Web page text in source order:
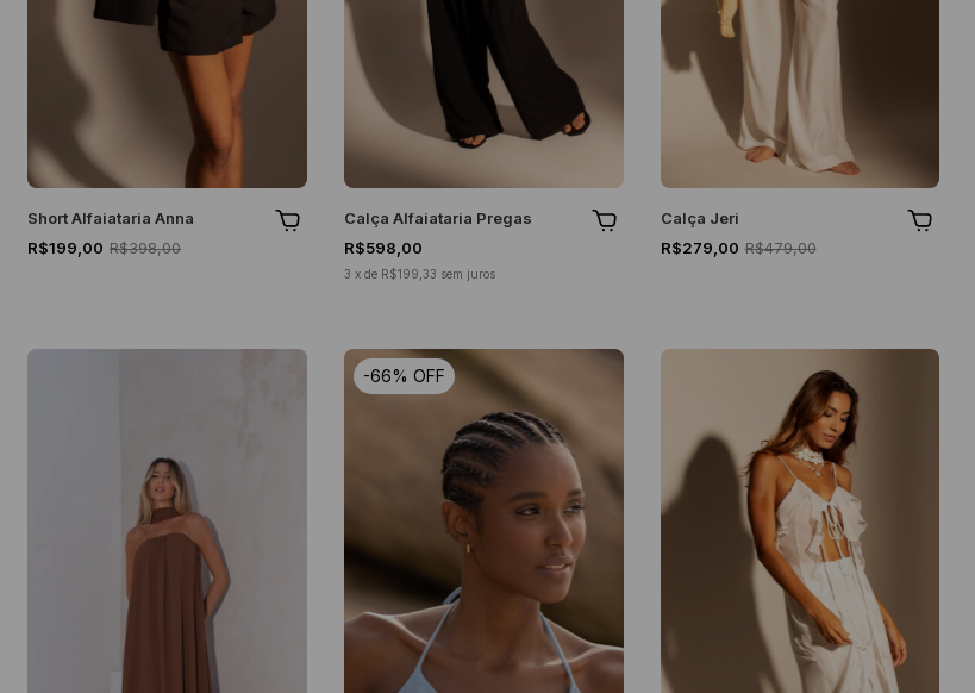
Short Alfaiataria Anna
R$199,00 R$398,00
Calça Alfaiataria Pregas
R$598,00
3 x de R$199,33 sem juros
Calça Jeri
R$279,00 R$479,00
-66% OFF